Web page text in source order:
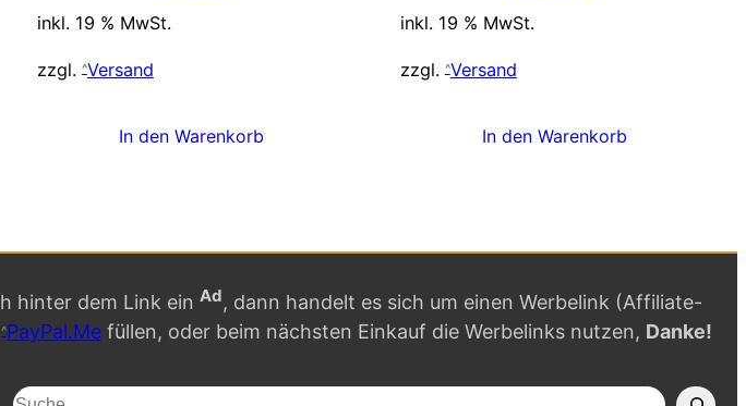
inkl. 19 % MwSt.
zzgl. Versand
In den Warenkorb
inkl. 19 % MwSt.
zzgl. Versand
In den Warenkorb
hinter dem Link ein Ad, dann handelt es sich um einen Werbelink (Affiliate-
PayPal.Me füllen, oder beim nächsten Einkauf die Werbelinks nutzen, Danke!
S